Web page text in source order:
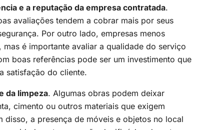
e a reputação da empresa contratada.
avaliações tendem a cobrar mais por seus
Por outro lado, empresas menos
é importante avaliar a qualidade do serviço
boas referências pode ser um investimento que
satisfação do cliente.
da limpeza. Algumas obras podem deixar
cimento ou outros materiais que exigem
a presença de móveis e objetos no local